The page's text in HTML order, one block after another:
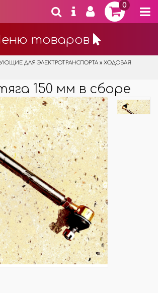
0
товаров
ДЛЯ ЭЛЕКТРОТРАНСПОРТА » ХОДОВАЯ
150 мм в сборе